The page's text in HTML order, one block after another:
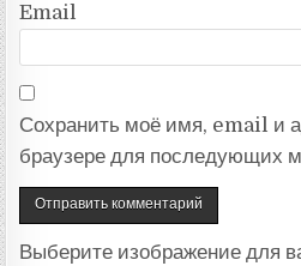
Email
Сохранить моё имя, email и
браузере для последующих
Выберите изображение для